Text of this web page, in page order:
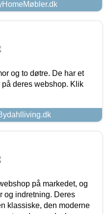
og to døtre. De har et
deres webshop. Klik
på markedet, og
og indretning. Deres
klassiske, den moderne